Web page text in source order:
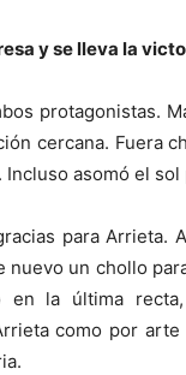
y se lleva la
protagonistas.
cercana. Fuera
asomó el
para
nuevo un chollo
en la última
como por